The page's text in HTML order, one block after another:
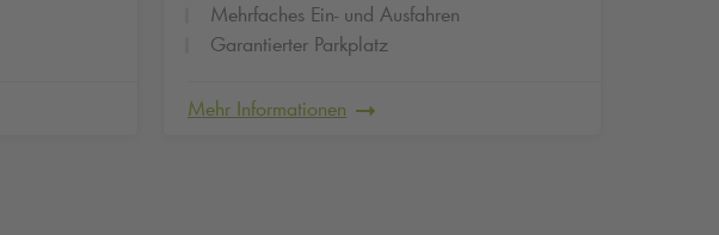
Mehrfaches Ein- und Ausfahren
Garantierter Parkplatz
Mehr Informationen